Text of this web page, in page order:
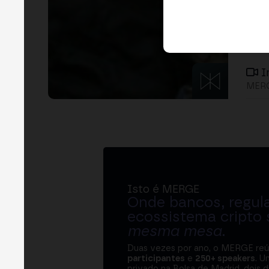
Isto é MERGE
Onde bancos,
ecossistema cripto
mesma mesa.
Duas vezes por ano, o MERGE
participantes e 250+ speakers.